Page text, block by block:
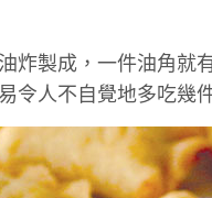
炸製成，一件油角就
令人不自覺地多吃幾